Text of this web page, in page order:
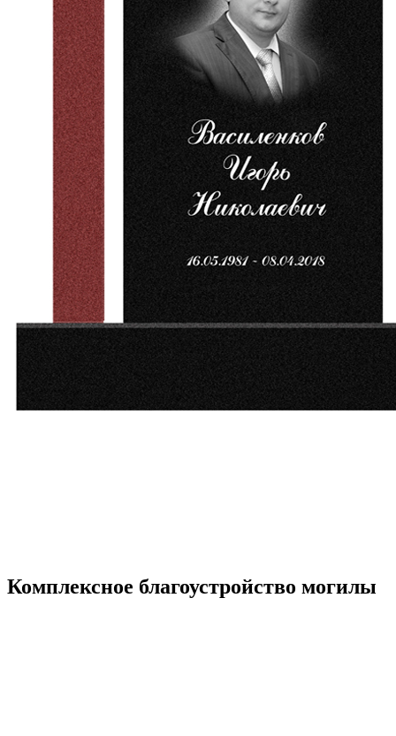
Комплексное благоустройство могилы